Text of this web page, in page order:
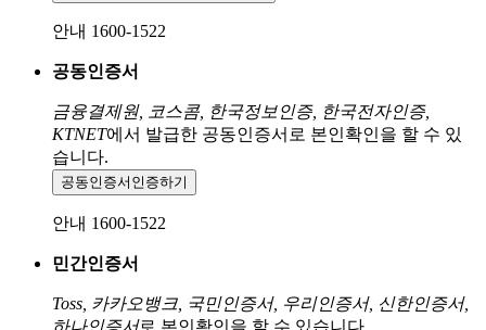
안내 1600-1522
공동인증서
금융결제원, 코스콤, 한국정보인증, 한국전자인증,
KTNET에서 발급한 공동인증서로 본인확인을 할 수 있
습니다.
공동인증서 인증하기
안내 1600-1522
민간인증서
Toss, 카카오뱅크, 국민인증서, 우리인증서, 신한인증서,